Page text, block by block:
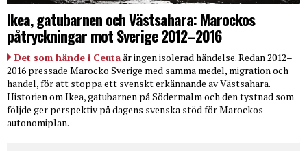
Ikea, gatubarnen och Västsahara: Marockos
påtryckningar mot Sverige 2012–2016
Det som hände i Ceutaär ingen isolerad händelse. Redan 2012–
2016 pressade Marocko Sverige med samma medel, migration och
handel, för att stoppa ett svenskt erkännande av Västsahara.
Historien om Ikea, gatubarnen på Södermalm och den tystnad som
följde ger perspektiv på dagens svenska stöd för Marockos
autonomiplan.